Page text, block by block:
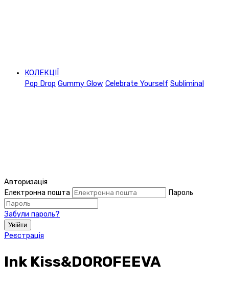
КОЛЕКЦІЇ
Pop Drop Gummy Glow Celebrate Yourself Subliminal
Авторизація
Електронна пошта
Пароль
Забули пароль?
Увійти
Реєстрація
Ink Kiss&DOROFEEVA